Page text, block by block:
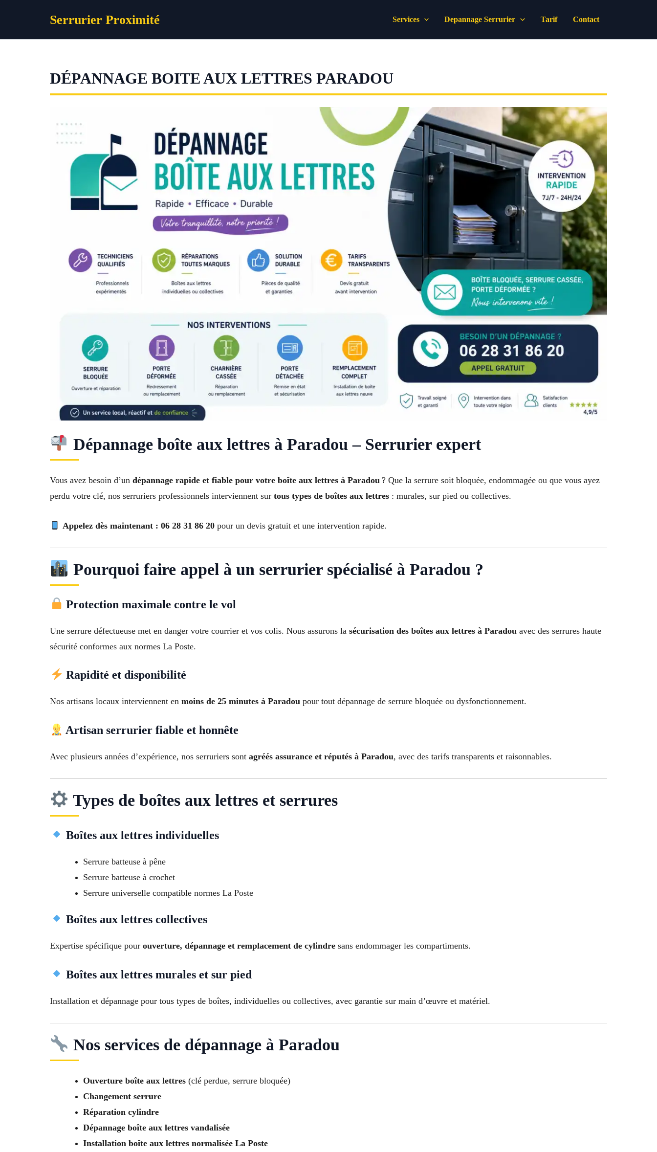
Serrurier Proximité Services Depannage Serrurier Tarif Contact
DÉPANNAGE BOITE AUX LETTRES PARADOU
Dépannage boîte aux lettres à Paradou – Serrurier expert
Vous avez besoin d’un dépannage rapide et fiable pour votre boîte aux lettres à Paradou ? Que la serrure soit bloquée, endommagée ou que vous ayez
perdu votre clé, nos serruriers professionnels interviennent sur tous types de boîtes aux lettres : murales, sur pied ou collectives.
Appelez dès maintenant : 06 28 31 86 20pour un devis gratuit et une intervention rapide.
Pourquoi faire appel à un serrurier spécialisé à Paradou ?
Protection maximale contre le vol
Une serrure défectueuse met en danger votre courrier et vos colis. Nous assurons la sécurisation des boîtes aux lettres à Paradou avec des serrures haute
sécurité conformes aux normes La Poste.
Rapidité et disponibilité
Nos artisans locaux interviennent en moins de 25 minutes à Paradou pour tout dépannage de serrure bloquée ou dysfonctionnement.
Artisan serrurier fiable et honnête
Avec plusieurs années d’expérience, nos serruriers sont agréés assurance et réputés à Paradou, avec des tarifs transparents et raisonnables.
Types de boîtes aux lettres et serrures
Boîtes aux lettres individuelles
Serrure batteuse à pêne
Serrure batteuse à crochet
Serrure universelle compatible normes La Poste
Boîtes aux lettres collectives
Expertise spécifique pour ouverture, dépannage et remplacement de cylindre sans endommager les compartiments.
Boîtes aux lettres murales et sur pied
Installation et dépannage pour tous types de boîtes, individuelles ou collectives, avec garantie sur main d’œuvre et matériel.
Nos services de dépannage à Paradou
Ouverture boîte aux lettres (clé perdue, serrure bloquée)
Changement serrure
Réparation cylindre
Dépannage boîte aux lettres vandalisée
Installation boîte aux lettres normalisée La Poste